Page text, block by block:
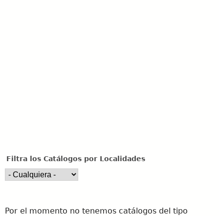
Filtra los Catálogos por Localidades
Por el momento no tenemos catálogos del tipo